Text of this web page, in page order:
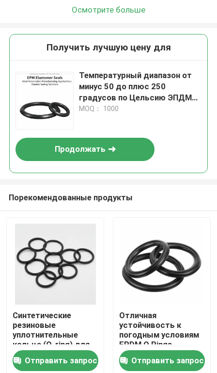
Продукция
Ролики
Осмотрите больше
Получить лучшую цену для
Температурный диапазон от
минус 50 до плюс 250
градусов по Цельсию ЭПДМ
эластомерные уплотнители
промышленности
MOQ： 1000
Продолжать
Порекомендованные продукты
Синтетические
резиновые
уплотнительные
кольца (O-ring) для
температур от 50 до
250 градусов
Отправить запрос
Отличная
устойчивость к
погодным условиям
EPDM O Rings
Температурный
диапазон от минус
Отправить запрос